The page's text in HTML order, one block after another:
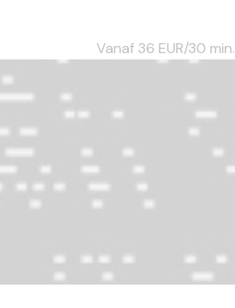
Vanaf 36 EUR/30 min.